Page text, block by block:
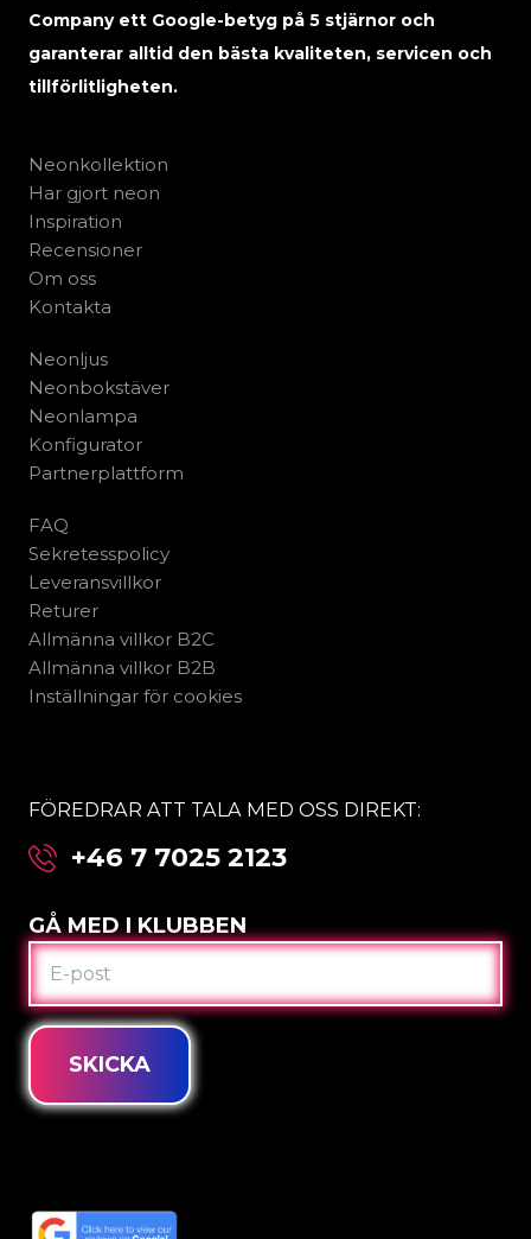
Company ett Google-betyg på 5 stjärnor och
garanterar alltid den bästa kvaliteten, servicen och
tillförlitligheten.
Neonkollektion
Har gjort neon
Inspiration
Recensioner
Om oss
Kontakta
Neonljus
Neonbokstäver
Neonlampa
Konfigurator
Partnerplattform
FAQ
Sekretesspolicy
Leveransvillkor
Returer
Allmänna villkor B2C
Allmänna villkor B2B
Inställningar för cookies
FÖREDRAR ATT TALA MED OSS DIREKT:
+46 7 7025 2123
GÅ MED I KLUBBEN
E-
POST
SKICKA